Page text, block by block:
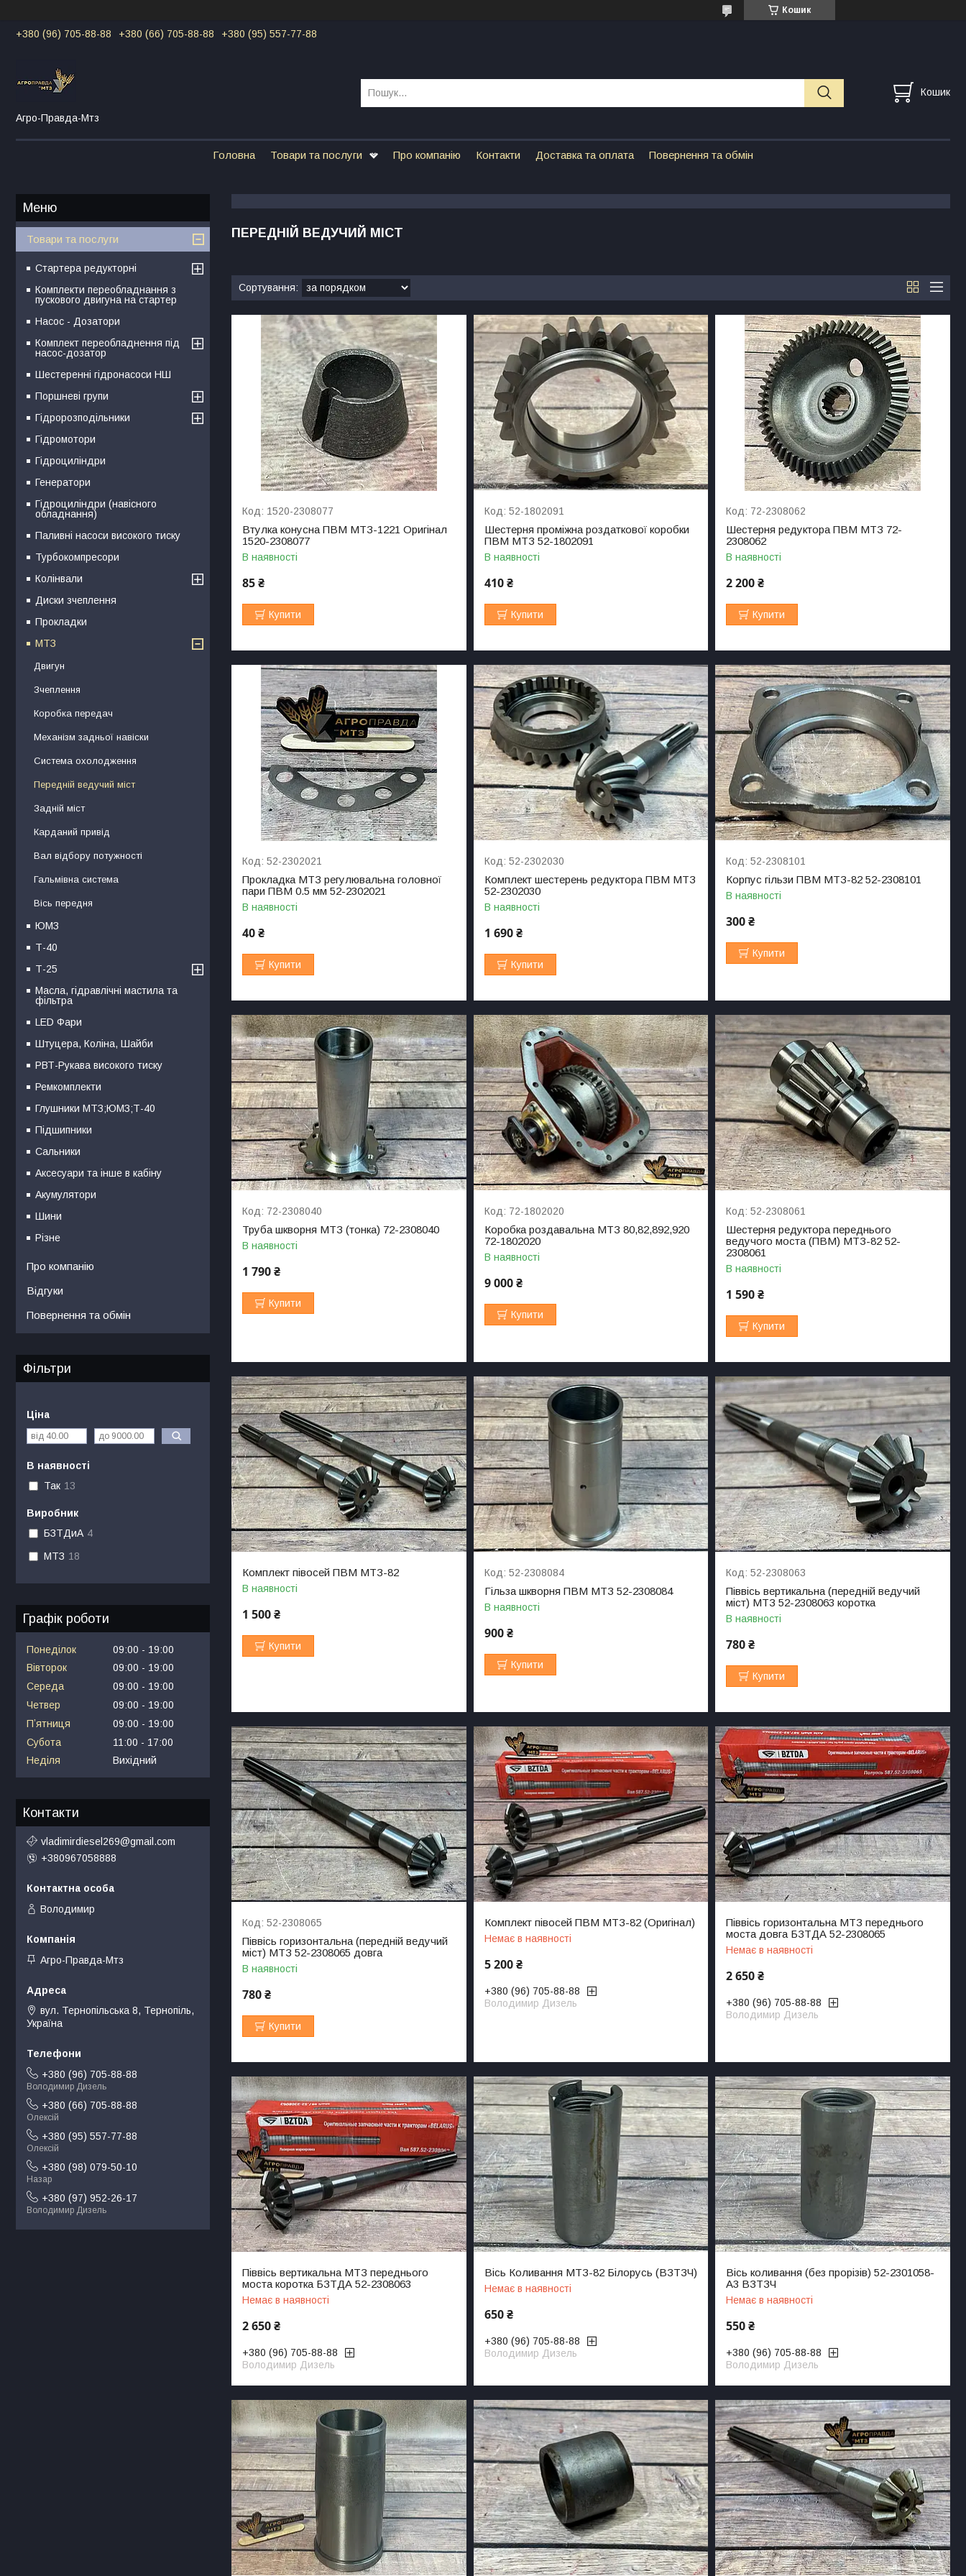
Кошик
+380 (96) 705-88-88 +380 (66) 705-88-88 +380 (95) 557-77-88
Агро-Правда-Мтз
Кошик
Головна Товари та послуги Про компанію Контакти Доставка та оплата Повернення та обмін
ПЕРЕДНІЙ ВЕДУЧИЙ МІСТ
1520-2308077
Втулка конусна ПВМ МТЗ-1221 Оригінал
1520-2308077
В наявності
85 ₴
Купити
52-1802091
Шестерня проміжна роздаткової коробки
ПВМ МТЗ 52-1802091
В наявності
410 ₴
Купити
72-2308062
Шестерня редуктора ПВМ МТЗ 72-
2308062
В наявності
2 200 ₴
Купити
52-2302021
Прокладка МТЗ регулювальна головної
пари ПВМ 0.5 мм 52-2302021
В наявності
40 ₴
Купити
52-2302030
Комплект шестерень редуктора ПВМ МТЗ
52-2302030
В наявності
1 690 ₴
Купити
52-2308101
Корпус гільзи ПВМ МТЗ-82 52-2308101
В наявності
300 ₴
Купити
72-2308040
Труба шкворня МТЗ (тонка) 72-2308040
В наявності
1 790 ₴
Купити
72-1802020
Коробка роздавальна МТЗ 80,82,892,920
72-1802020
В наявності
9 000 ₴
Купити
52-2308061
Шестерня редуктора переднього
ведучого моста (ПВМ) МТЗ-82 52-
2308061
В наявності
1 590 ₴
Купити
Комплект півосей ПВМ МТЗ-82
В наявності
1 500 ₴
Купити
52-2308084
Гільза шкворня ПВМ МТЗ 52-2308084
В наявності
900 ₴
Купити
52-2308063
Піввісь вертикальна (передній ведучий
міст) МТЗ 52-2308063 коротка
В наявності
780 ₴
Купити
52-2308065
Піввісь горизонтальна (передній ведучий
міст) МТЗ 52-2308065 довга
В наявності
780 ₴
Купити
Комплект півосей ПВМ МТЗ-82 (Оригінал)
Немає в наявності
5 200 ₴
+380 (96) 705-88-88
Володимир Дизель
Піввісь горизонтальна МТЗ переднього
моста довга БЗТДА 52-2308065
Немає в наявності
2 650 ₴
+380 (96) 705-88-88
Володимир Дизель
Піввісь вертикальна МТЗ переднього
моста коротка БЗТДА 52-2308063
Немає в наявності
2 650 ₴
+380 (96) 705-88-88
Володимир Дизель
Вісь Коливання МТЗ-82 Білорусь (ВЗТЗЧ)
Немає в наявності
650 ₴
+380 (96) 705-88-88
Володимир Дизель
Вісь коливання (без прорізів) 52-2301058-
А3 ВЗТЗЧ
Немає в наявності
550 ₴
+380 (96) 705-88-88
Володимир Дизель
Товари та послуги
Стартера редукторні
Комплекти переобладнання з
пускового двигуна на стартер
Насос - Дозатори
Комплект переобладнення під
насос-дозатор
Шестеренні гідронасоси НШ
Поршневі групи
Гідророзподільники
Гідромотори
Гідроциліндри
Генератори
Гідроциліндри (навісного
обладнання)
Паливні насоси високого тиску
Турбокомпресори
Колінвали
Диски зчеплення
Прокладки
МТЗ
Двигун
Зчеплення
Коробка передач
Механізм задньої навіски
Система охолодження
Передній ведучий міст
Задній міст
Карданий привід
Вал відбору потужності
Гальмівна система
Вісь передня
ЮМЗ
Т-40
Т-25
Масла, гідравлічні мастила та
фільтра
LED Фари
Штуцера, Коліна, Шайби
РВТ-Рукава високого тиску
Ремкомплекти
Глушники МТЗ;ЮМЗ;Т-40
Підшипники
Сальники
Аксесуари та інше в кабіну
Акумулятори
Шини
Різне
Про компанію
Відгуки
Повернення та обмін
Фільтри
Ціна
В наявності
Так 13
Виробник
БЗТДиА 4
МТЗ 18
Графік роботи
Понеділок 09:00
19:00
Вівторок
09:00
19:00
Середа
09:00
19:00
Четвер
09:00
19:00
Пʼятниця
09:00
19:00
Субота
11:00
17:00
Неділя
Вихідний
Контакти
vladimirdiesel269@gmail.com
+380967058888
Володимир
Агро-Правда-Мтз
вул. Тернопільська 8, Тернопіль,
Україна
+380 (96) 705-88-88
Володимир Дизель
+380 (66) 705-88-88
Олексій
+380 (95) 557-77-88
Олексій
+380 (98) 079-50-10
Назар
+380 (97) 952-26-17
Володимир Дизель